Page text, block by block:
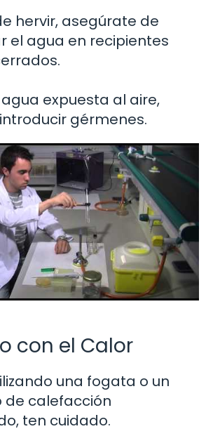
hervir, asegúrate de
el agua en recipientes
expuesta al aire,
gérmenes.
con el Calor
una fogata o un
de calefacción
ten cuidado.